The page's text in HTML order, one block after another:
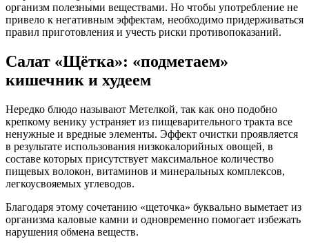
организм полезными веществами. Но чтобы употребление не
привело к негативным эффектам, необходимо придерживаться
правил приготовления и учесть риски противопоказаний.
Салат «Щётка»: «подметаем»
кишечник и худеем
Нередко блюдо называют Метелкой, так как оно подобно
крепкому венику устраняет из пищеварительного тракта все
ненужные и вредные элементы. Эффект очистки проявляется
в результате использования низкокалорийных овощей, в
составе которых присутствует максимальное количество
пищевых волокон, витаминов и минеральных комплексов,
легкоусвояемых углеводов.
Благодаря этому сочетанию «щеточка» буквально выметает из
организма каловые камни и одновременно помогает избежать
нарушения обмена веществ.